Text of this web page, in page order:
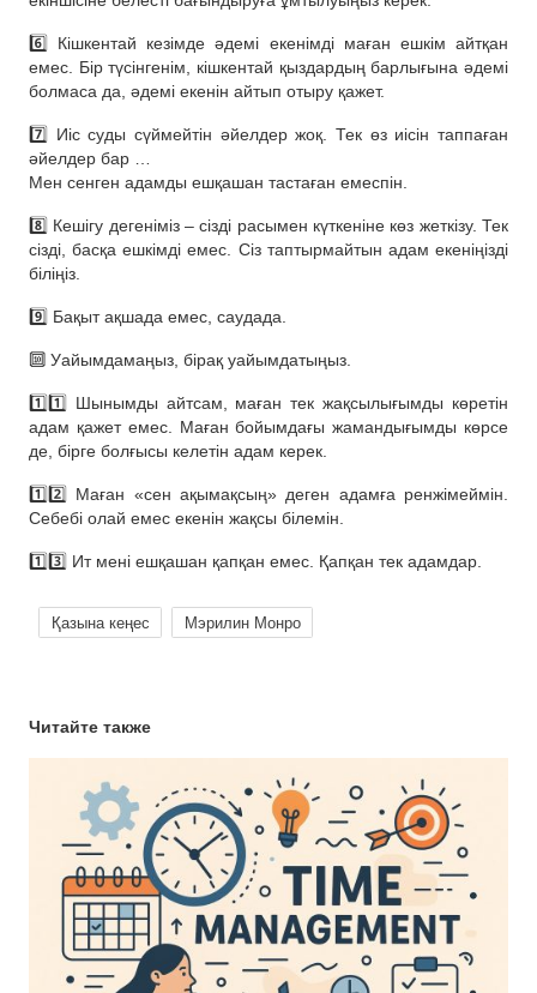
6️⃣ Кішкентай кезімде әдемі екенімді маған ешкім айтқан
емес. Бір түсінгенім, кішкентай қыздардың барлығына әдемі
болмаса да, әдемі екенін айтып отыру қажет.
7️⃣ Иіс суды сүймейтін әйелдер жоқ. Тек өз иісін таппаған
әйелдер бар …
Мен сенген адамды ешқашан тастаған емеспін.
8️⃣ Кешігу дегеніміз – сізді расымен күткеніне көз жеткізу. Тек
сізді, басқа ешкімді емес. Сіз таптырмайтын адам екеніңізді
біліңіз.
9️⃣ Бақыт ақшада емес, саудада.
🔟 Уайымдамаңыз, бірақ уайымдатыңыз.
1️⃣1️⃣ Шынымды айтсам, маған тек жақсылығымды көретін
адам қажет емес. Маған бойымдағы жамандығымды көрсе
де, бірге болғысы келетін адам керек.
1️⃣2️⃣ Маған «сен ақымақсың» деген адамға ренжімеймін.
Себебі олай емес екенін жақсы білемін.
1️⃣3️⃣ Ит мені ешқашан қапқан емес. Қапқан тек адамдар.
Қазына кеңес Мэрилин Монро
Читайте также